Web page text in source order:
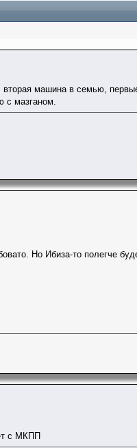
вторая машина в семью,
с мазганом.
Но Ибиза-то полегче
с МКПП